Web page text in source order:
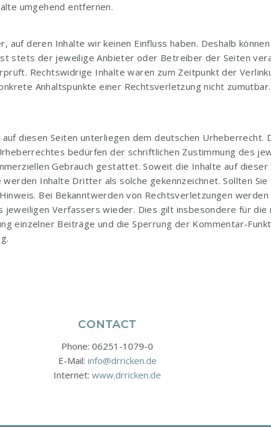
umgehend entfernen.
deren Inhalte wir keinen Einfluss haben. Deshalb
stets der jeweilige Anbieter oder Betreiber der Seiten
Rechtswidrige Inhalte waren zum Zeitpunkt der
Anhaltspunkte einer Rechtsverletzung nicht
diesen Seiten unterliegen dem deutschen Urheberrecht.
bedürfen der schriftlichen Zustimmung des
Gebrauch gestattet. Soweit die Inhalte auf
Inhalte Dritter als solche gekennzeichnet. Sollten
Bei Bekanntwerden von Rechtsverletzungen
jeweiligen Verfassers wieder. Dies gilt insbesondere für
einzelner Beiträge und die Sperrung der Kommentar-
CONTACT
Phone: 06251-1079-0
E-Mail: info@drricken.de
Internet:www.drricken.de